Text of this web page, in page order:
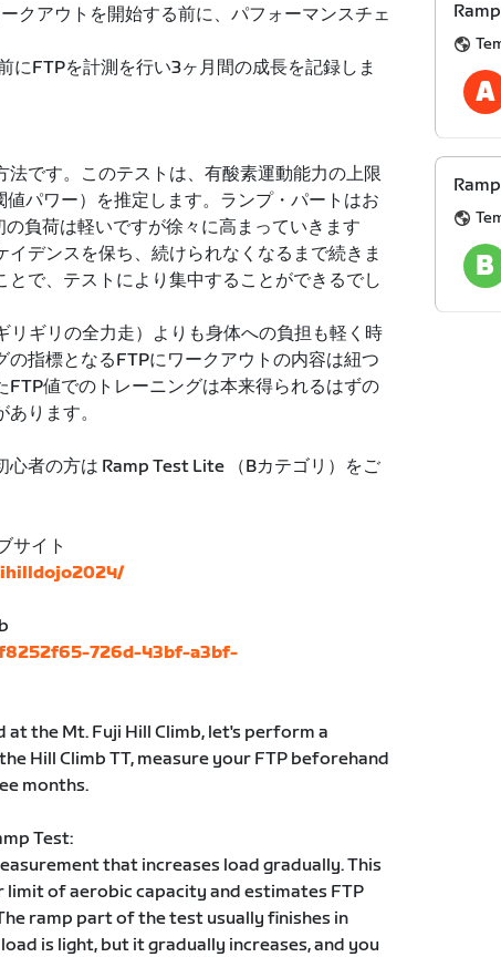
クアウトを開始する前に、パフォーマンスチェ
にFTPを計測を行い3ヶ月間の成長を記録しま
法です。このテストは、有酸素運動能力の上限
パワー）を推定します。ランプ・パートはお
負荷は軽いですが徐々に高まっていきます
デンスを保ち、続けられなくなるまで続きま
で、テストにより集中することができるでし
リギリの全力走）よりも身体への負担も軽く時
の指標となるFTPにワークアウトの内容は紐つ
FTP値でのトレーニングは本来得られるはずの
ります。
者の方は Ramp Test Lite （Bカテゴリ）をご
サイト
726d-43bf-a3bf-
the Mt. Fuji Hill Climb, let's perform a
Hill Climb TT, measure your FTP beforehand
months.
Test:
that increases load gradually. This
of aerobic capacity and estimates FTP
ramp part of the test usually finishes in
is light, but it gradually increases, and you